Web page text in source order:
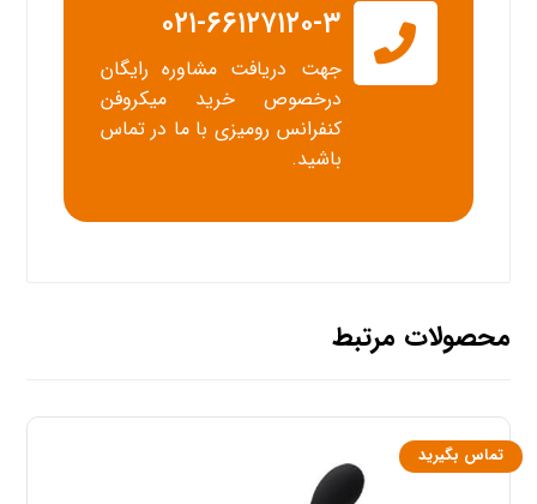
۰۲۱-۶۶۱۲۷۱۲۰-۳
جهت دریافت مشاوره رایگان
درخصوص خرید میکروفن
کنفرانس رومیزی با ما در تماس
باشید.
محصولات مرتبط
تماس بگیرید